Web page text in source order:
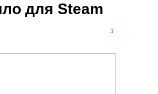
для Steam
3